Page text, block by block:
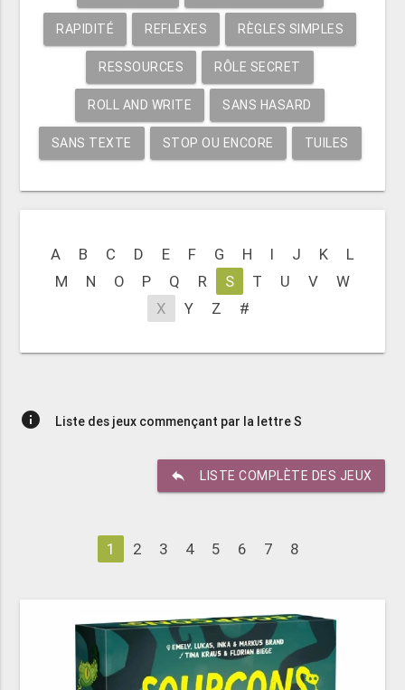
RAPIDITÉ REFLEXES RÈGLES SIMPLES
RESSOURCES RÔLE SECRET
ROLL AND WRITE SANS HASARD
SANS TEXTE STOP OU ENCORE TUILES
A B C D E F G H I J K
L
M
N O P Q R S T U V
W
X
Y Z #
info Liste des jeux commençant par la lettre S
reply LISTE COMPLÈTE DES JEUX
1 2 3 4 5 6 7 8